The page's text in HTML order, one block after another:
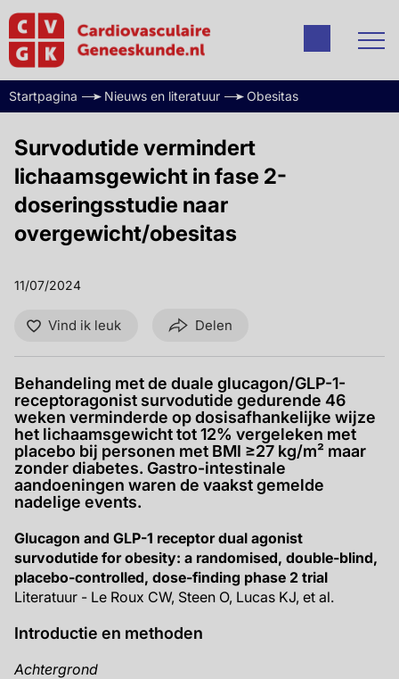
Startpagina Nieuws en literatuur Obesitas
Survodutide vermindert
lichaamsgewicht in fase 2-
doseringsstudie naar
overgewicht/obesitas
11/07/2024
Vind ik leuk Delen
Behandeling met de duale glucagon/GLP-1-
receptoragonist survodutide gedurende 46
weken verminderde op dosisafhankelijke wijze
het lichaamsgewicht tot 12% vergeleken met
placebo bij personen met BMI ≥27 kg/m² maar
zonder diabetes. Gastro-intestinale
aandoeningen waren de vaakst gemelde
nadelige events.
Glucagon and GLP-1 receptor dual agonist
survodutide for obesity: a randomised, double-blind,
placebo-controlled, dose-finding phase 2 trial
Literatuur - Le Roux CW, Steen O, Lucas KJ, et al.
Introductie en methoden
Achtergrond